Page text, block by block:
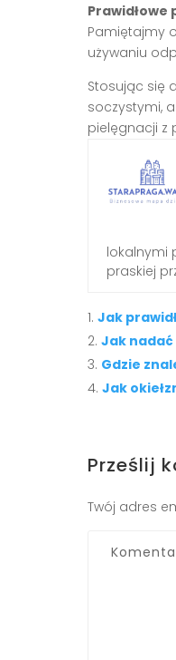
Pamiętajmy
używaniu
Stosując się
soczystymi,
pielęgnacji z
lokalnymi
praskiej
Jak
Jak
Gdzie
Jak
Prześlij
Twój adres